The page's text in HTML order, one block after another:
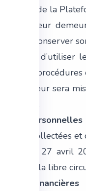
de la
L’Utilisateur
à conserver
Aux fins d’utiliser
les
L’Utilisateur sera
personnelles
collectées
du 27 avril
et à la libre
financières